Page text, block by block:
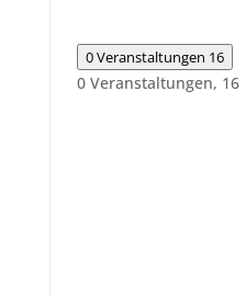
0 Veranstaltungen 16
0 Veranstaltungen, 16